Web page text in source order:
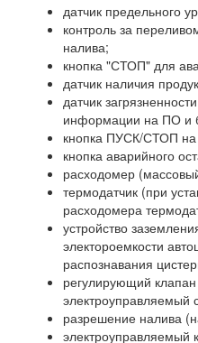
датчик предельного
контроль за
налива;
кнопка "СТОП" для
датчик наличия
датчик
информации на ПО и
кнопка ПУСК/СТОП на
кнопка аварийного
расходомер
термодатчик (при
расходомера
устройство
электороемкости
распознавания
регулирующий клапан
электроуправляемый
разрешение налива
электроуправляемый